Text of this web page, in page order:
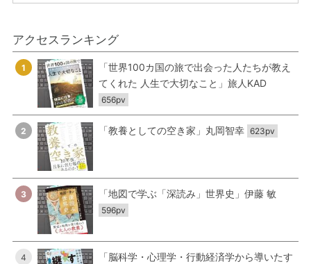
アクセスランキング
1
「世界100カ国の旅で出会った人たちが教え
てくれた 人生で大切なこと」旅人KAD
656pv
2 「教養としての空き家」丸岡智幸 623pv
3 「地図で学ぶ「深読み」世界史」伊藤 敏
596pv
4
「脳科学・心理学・行動経済学から導いたす